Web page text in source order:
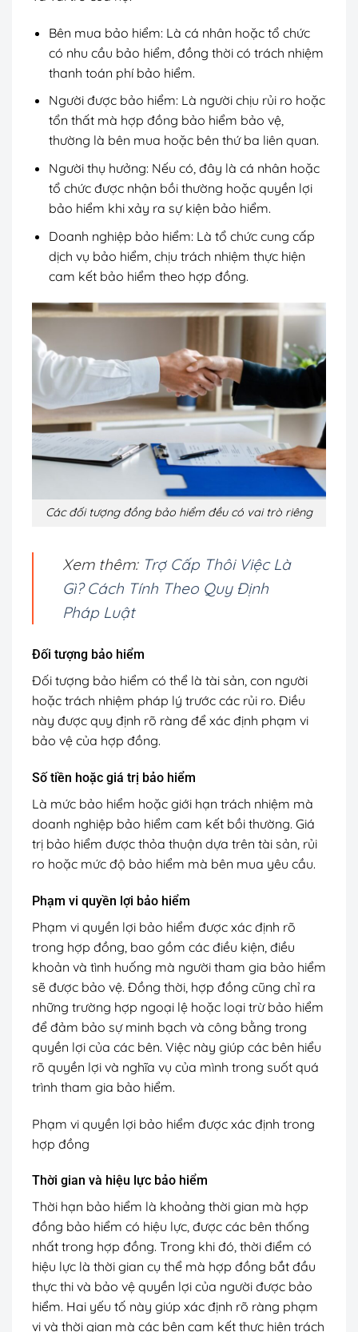
Bên mua bảo hiểm: Là cá nhân hoặc tổ chức
có nhu cầu bảo hiểm, đồng thời có trách nhiệm
thanh toán phí bảo hiểm.
Người được bảo hiểm: Là người chịu rủi ro hoặc
tổn thất mà hợp đồng bảo hiểm bảo vệ,
thường là bên mua hoặc bên thứ ba liên quan.
Người thụ hưởng: Nếu có, đây là cá nhân hoặc
tổ chức được nhận bồi thường hoặc quyền lợi
bảo hiểm khi xảy ra sự kiện bảo hiểm.
Doanh nghiệp bảo hiểm: Là tổ chức cung cấp
dịch vụ bảo hiểm, chịu trách nhiệm thực hiện
cam kết bảo hiểm theo hợp đồng.
Các đối tượng đồng bảo hiểm đều có vai trò riêng
Xem thêm: Trợ Cấp Thôi Việc Là
Gì? Cách Tính Theo Quy Định
Pháp Luật
Đối tượng bảo hiểm
Đối tượng bảo hiểm có thể là tài sản, con người
hoặc trách nhiệm pháp lý trước các rủi ro. Điều
này được quy định rõ ràng để xác định phạm vi
bảo vệ của hợp đồng.
Số tiền hoặc giá trị bảo hiểm
Là mức bảo hiểm hoặc giới hạn trách nhiệm mà
doanh nghiệp bảo hiểm cam kết bồi thường. Giá
trị bảo hiểm được thỏa thuận dựa trên tài sản, rủi
ro hoặc mức độ bảo hiểm mà bên mua yêu cầu.
Phạm vi quyền lợi bảo hiểm
Phạm vi quyền lợi bảo hiểm được xác định rõ
trong hợp đồng, bao gồm các điều kiện, điều
khoản và tình huống mà người tham gia bảo hiểm
sẽ được bảo vệ. Đồng thời, hợp đồng cũng chỉ ra
những trường hợp ngoại lệ hoặc loại trừ bảo hiểm
để đảm bảo sự minh bạch và công bằng trong
quyền lợi của các bên. Việc này giúp các bên hiểu
rõ quyền lợi và nghĩa vụ của mình trong suốt quá
trình tham gia bảo hiểm.
Phạm vi quyền lợi bảo hiểm được xác định trong
hợp đồng
Thời gian và hiệu lực bảo hiểm
Thời hạn bảo hiểm là khoảng thời gian mà hợp
đồng bảo hiểm có hiệu lực, được các bên thống
nhất trong hợp đồng. Trong khi đó, thời điểm có
hiệu lực là thời gian cụ thể mà hợp đồng bắt đầu
thực thi và bảo vệ quyền lợi của người được bảo
hiểm. Hai yếu tố này giúp xác định rõ ràng phạm
vi và thời gian mà các bên cam kết thực hiện trách